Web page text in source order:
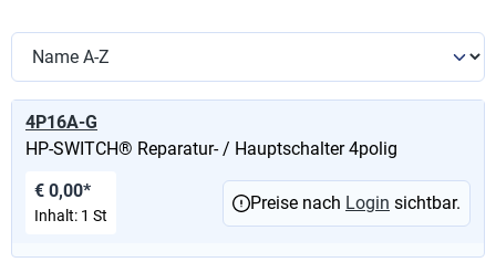
4P16A-G
HP-SWITCH® Reparatur- / Hauptschalter 4polig
€ 0,00*
Inhalt: 1 St
Preise nach Login sichtbar.